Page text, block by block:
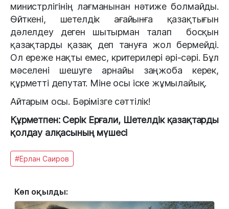
министрлігінің лағманынан нәтиже болмайды.
Өйткені, шетелдік ағайынға қазақтығын
дәлелдеу деген шытырман талап босқын
қазақтарды қазақ деп тануға жол бермейді.
Ол ереже нақты емес, критерилері әрі-сәрі. Бұл
мәселені шешуге арнайы заңжоба керек,
құрметті депутат. Міне осы іске жұмылайық.
Айтарым осы. Бәрімізге сәттілік!
Құрметпен: Серік Ерғали, Шетелдік қазақтарды
қолдау алқасының мүшесі
#Ерлан Саиров
Көп оқылды: